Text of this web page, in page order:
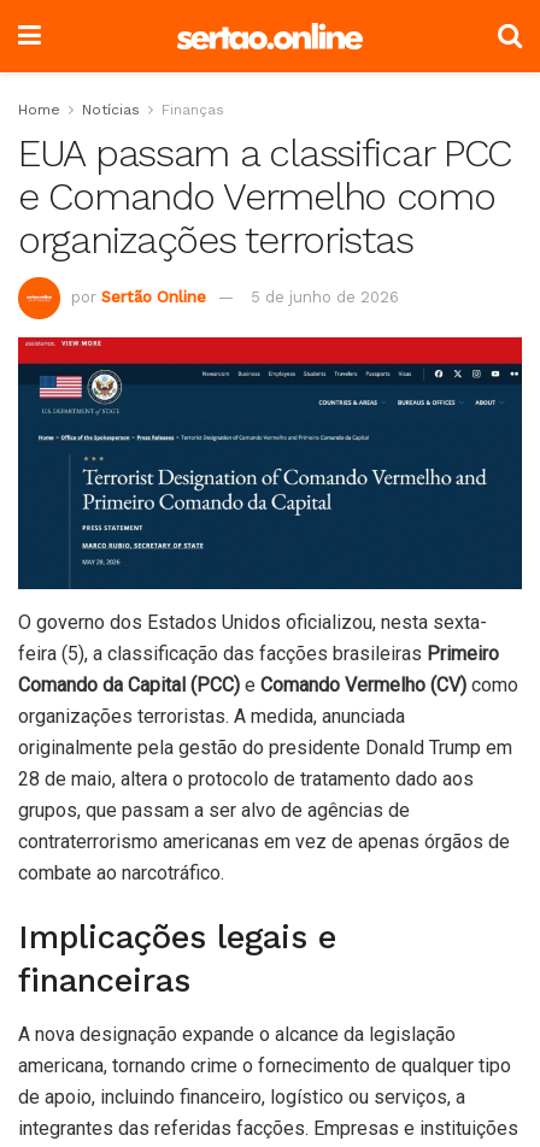
Home Notícias Finanças
EUA passam a classificar PCC
e Comando Vermelho como
organizações terroristas
por Sertão Online 5 de junho de 2026
O governo dos Estados Unidos oficializou, nesta sexta-
feira (5), a classificação das facções brasileiras Primeiro
Comando da Capital (PCC) e Comando Vermelho (CV) como
organizações terroristas. A medida, anunciada
originalmente pela gestão do presidente Donald Trump em
28 de maio, altera o protocolo de tratamento dado aos
grupos, que passam a ser alvo de agências de
contraterrorismo americanas em vez de apenas órgãos de
combate ao narcotráfico.
Implicações legais e
financeiras
A nova designação expande o alcance da legislação
americana, tornando crime o fornecimento de qualquer tipo
de apoio, incluindo financeiro, logístico ou serviços, a
integrantes das referidas facções. Empresas e instituições